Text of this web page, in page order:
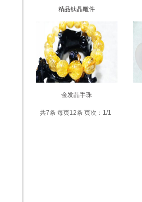
精品钛晶雕件
金发晶手珠
共7条 每页12条 页次：1/1